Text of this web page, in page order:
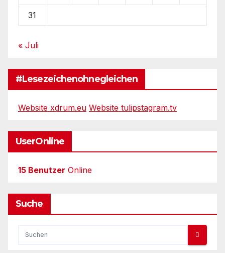
31
« Juli
#Lesezeichenohnegleichen
Website xdrum.eu Website tulipstagram.tv
UserOnline
15 Benutzer Online
Suche